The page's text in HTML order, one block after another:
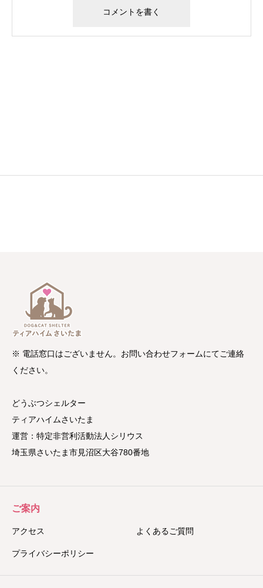
※ 電話窓口はございません。お問い合わせフォームにてご連絡
ください。
どうぶつシェルター
ティアハイムさいたま
運営：特定非営利活動法人シリウス
埼玉県さいたま市見沼区大谷780番地
ご案内
アクセス よくあるご質問
プライバシーポリシー